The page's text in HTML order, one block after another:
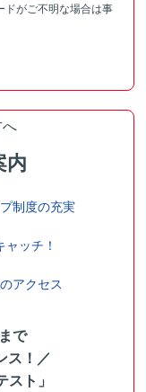
ドがご不明な場合は事
内
制度の充実
ッチ！
アクセス
で
ス！／
スト」